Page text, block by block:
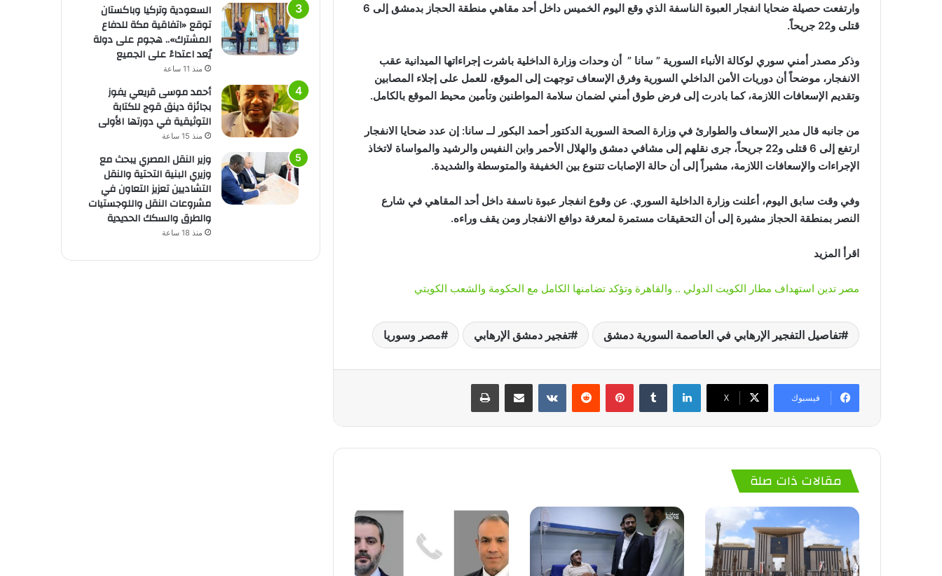
وارتفعت حصيلة ضحايا انفجار العبوة الناسفة الذي وقع اليوم الخميس داخل أحد مقاهي منطقة الحجاز ‏بدمشق إلى 6
قتلى و22 جريحاً.
وذكر مصدر أمني سوري لوكالة الأنباء السورية ” سانا ” أن وحدات وزارة الداخلية باشرت إجراءاتها الميدانية عقب
الانفجار، موضحاً أن ‏دوريات الأمن الداخلي السورية وفرق الإسعاف توجهت إلى الموقع، للعمل على إجلاء المصابين
وتقديم الإسعافات اللازمة، كما بادرت إلى فرض ‏طوق أمني لضمان سلامة المواطنين وتأمين محيط الموقع بالكامل.‏
من جانبه قال مدير الإسعاف والطوارئ في وزارة الصحة السورية الدكتور أحمد البكور لــ سانا: إن عدد ضحايا الانفجار
ارتفع إلى 6 قتلى و22 جريحاً، جرى نقلهم إلى مشافي دمشق والهلال الأحمر وابن النفيس والرشيد والمواساة ‏لاتخاذ
الإجراءات والإسعافات اللازمة، مشيراً إلى أن حالة الإصابات تتنوع بين الخفيفة ‏والمتوسطة والشديدة.‏
وفي وقت سابق اليوم، أعلنت وزارة الداخلية السوري. عن وقوع انفجار عبوة ناسفة داخل أحد المقاهي في شارع
النصر بمنطقة الحجاز مشيرة إلى أن التحقيقات مستمرة لمعرفة دوافع الانفجار ومن يقف وراءه.
اقرأ المزيد
مصر تدين استهداف مطار الكويت الدولي .. والقاهرة وتؤكد تضامنها الكامل مع الحكومة والشعب الكويتي
تفاصيل التفجير الإرهابي في العاصمة السورية دمشق تفجير دمشق الإرهابي مصر وسوريا
فيسبوك ‫X
لينكدإن بينتيريست
مقالات ذات صلة
السعودية وتركيا وباكستان
توقع «اتفاقية مكة للدفاع
المشترك».. هجوم على دولة
يُعد اعتداءً على الجميع
منذ 11 ساعة
أحمد موسى قريعي يفوز
بجائزة دينق قوج للكتابة
التوثيقية في دورتها الأولى
منذ 15 ساعة
وزير النقل المصري يبحث مع
وزيري البنية التحتية والنقل
التشاديين تعزيز التعاون في
مشروعات النقل واللوجستيات
والطرق والسكك الحديدية
منذ 18 ساعة